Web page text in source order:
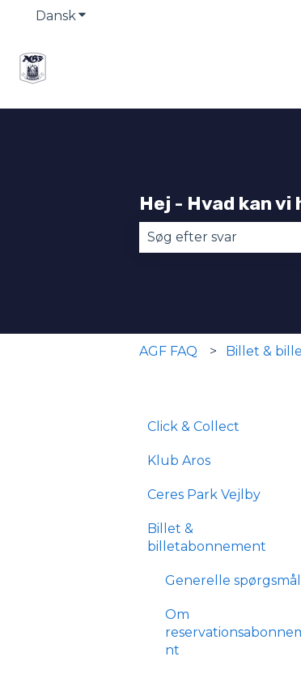
DanskVis undermenu for oversættelser
Hej - Hvad kan
AGF FAQ Billet &
Click & Collect
Klub Aros
Om Klub Aros
Hvad indeholder Klub
Aros?
Tilmelding og
Ceres Park Vejlby
Information om Ceres
Park Vejlby
Transport og
Forhold for
handicappede og
kørestolsbrugere
Billet &
billetabonnement
Generelle spørgsmål
Om
nt